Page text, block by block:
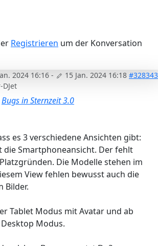
Registrieren um der Konversation
2024 16:16 - 15 Jan. 2024 16:18 #328343
DJet
Bugs in Sternzeit 3.0
es 3 verschiedene Ansichten gibt:
die Smartphoneansicht. Der fehlt
Die Modelle stehen im
View fehlen bewusst auch die
Bilder.
Tablet Modus mit Avatar und ab
Modus.